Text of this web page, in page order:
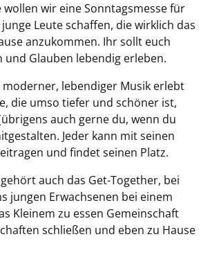
wollen wir eine Sonntagsmesse für
Leute schaffen, die wirklich das
anzukommen. Ihr sollt euch
Glauben lebendig erleben.
lebendiger Musik erlebt
die umso tiefer und schöner ist,
auch gerne du, wenn du
Jeder kann mit seinen
und findet seinen Platz.
auch das Get-Together, bei
jungen Erwachsenen bei einem
Kleinem zu essen Gemeinschaft
schließen und eben zu Hause